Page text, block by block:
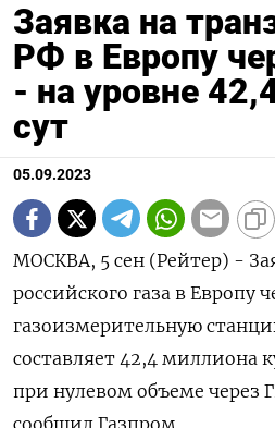
Заявка на
РФ в Европу
- на уровне
сут
05.09.2023
МОСКВА, 5 сен (Рейтер) -
российского газа в Европу
газоизмерительную
составляет 42,4 миллиона
при нулевом объеме через